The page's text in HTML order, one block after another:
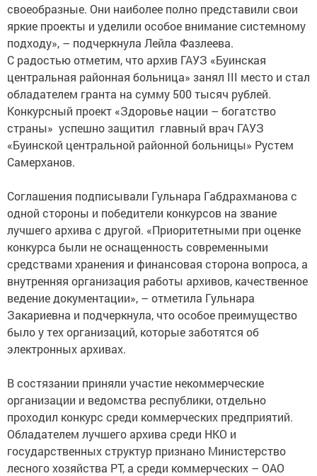
своеобразные. Они наиболее полно представили свои
яркие проекты и уделили особое внимание системному
подходу», – подчеркнула Лейла Фазлеева. ⠀
С радостью отметим, что архив ГАУЗ «Буинская
центральная районная больница» занял III место и стал
обладателем гранта на сумму 500 тысяч рублей.
Конкурсный проект «Здоровье нации – богатство
страны» успешно защитил главный врач ГАУЗ
«Буинской центральной районной больницы» Рустем
Самерханов.
Соглашения подписывали Гульнара Габдрахманова с
одной стороны и победители конкурсов на звание
лучшего архива с другой. «Приоритетными при оценке
конкурса были не оснащенность современными
средствами хранения и финансовая сторона вопроса, а
внутренняя организация работы архивов, качественное
ведение документации», – отметила Гульнара
Закариевна и подчеркнула, что особое преимущество
было у тех организаций, которые заботятся об
электронных архивах.
В состязании приняли участие некоммерческие
организации и ведомства республики, отдельно
проходил конкурс среди коммерческих предприятий.
Обладателем лучшего архива среди НКО и
государственных структур признано Министерство
лесного хозяйства РТ, а среди коммерческих – ОАО